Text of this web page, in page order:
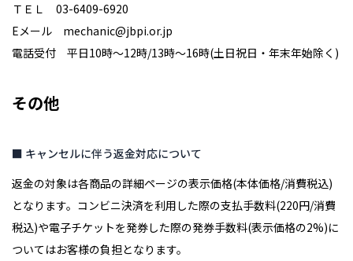
ＴＥＬ 03-6409-6920
Eメール mechanic@jbpi.or.jp
電話受付 平日10時～12時/13時～16時(土日祝日・年末年始除く)
その他
■ キャンセルに伴う返金対応について
返金の対象は各商品の詳細ページの表示価格(本体価格/消費税込)
となります。コンビニ決済を利用した際の支払手数料(220円/消費
税込)や電子チケットを発券した際の発券手数料(表示価格の2%)に
ついてはお客様の負担となります。